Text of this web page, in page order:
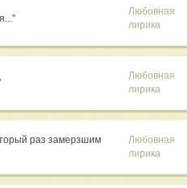
Любовная
лирика
Любовная
лирика
раз замерзшим
Любовная
лирика